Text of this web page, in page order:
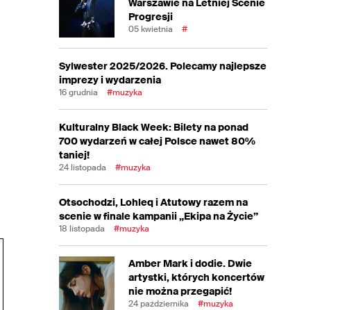
Progresji
05 kwietnia #
Sylwester 2025/2026. Polecamy najlepsze
imprezy i wydarzenia
16 grudnia #muzyka
Kulturalny Black Week: Bilety na ponad
700 wydarzeń w całej Polsce nawet 80%
taniej!
24 listopada #muzyka
Otsochodzi, Lohleq i Atutowy razem na
scenie w finale kampanii „Ekipa na Życie”
18 listopada #muzyka
Amber Mark i dodie. Dwie
artystki, których koncertów
nie można przegapić!
24 października #muzyka